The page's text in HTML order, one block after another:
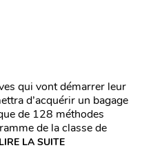
qui vont démarrer leur
d’acquérir un bagage
de 128 méthodes
de la classe de
LIRE LA SUITE